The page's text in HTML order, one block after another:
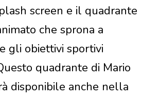
screen e il quadrante
che sprona a
gli obiettivi sportivi
quadrante di Mario
disponibile anche nella